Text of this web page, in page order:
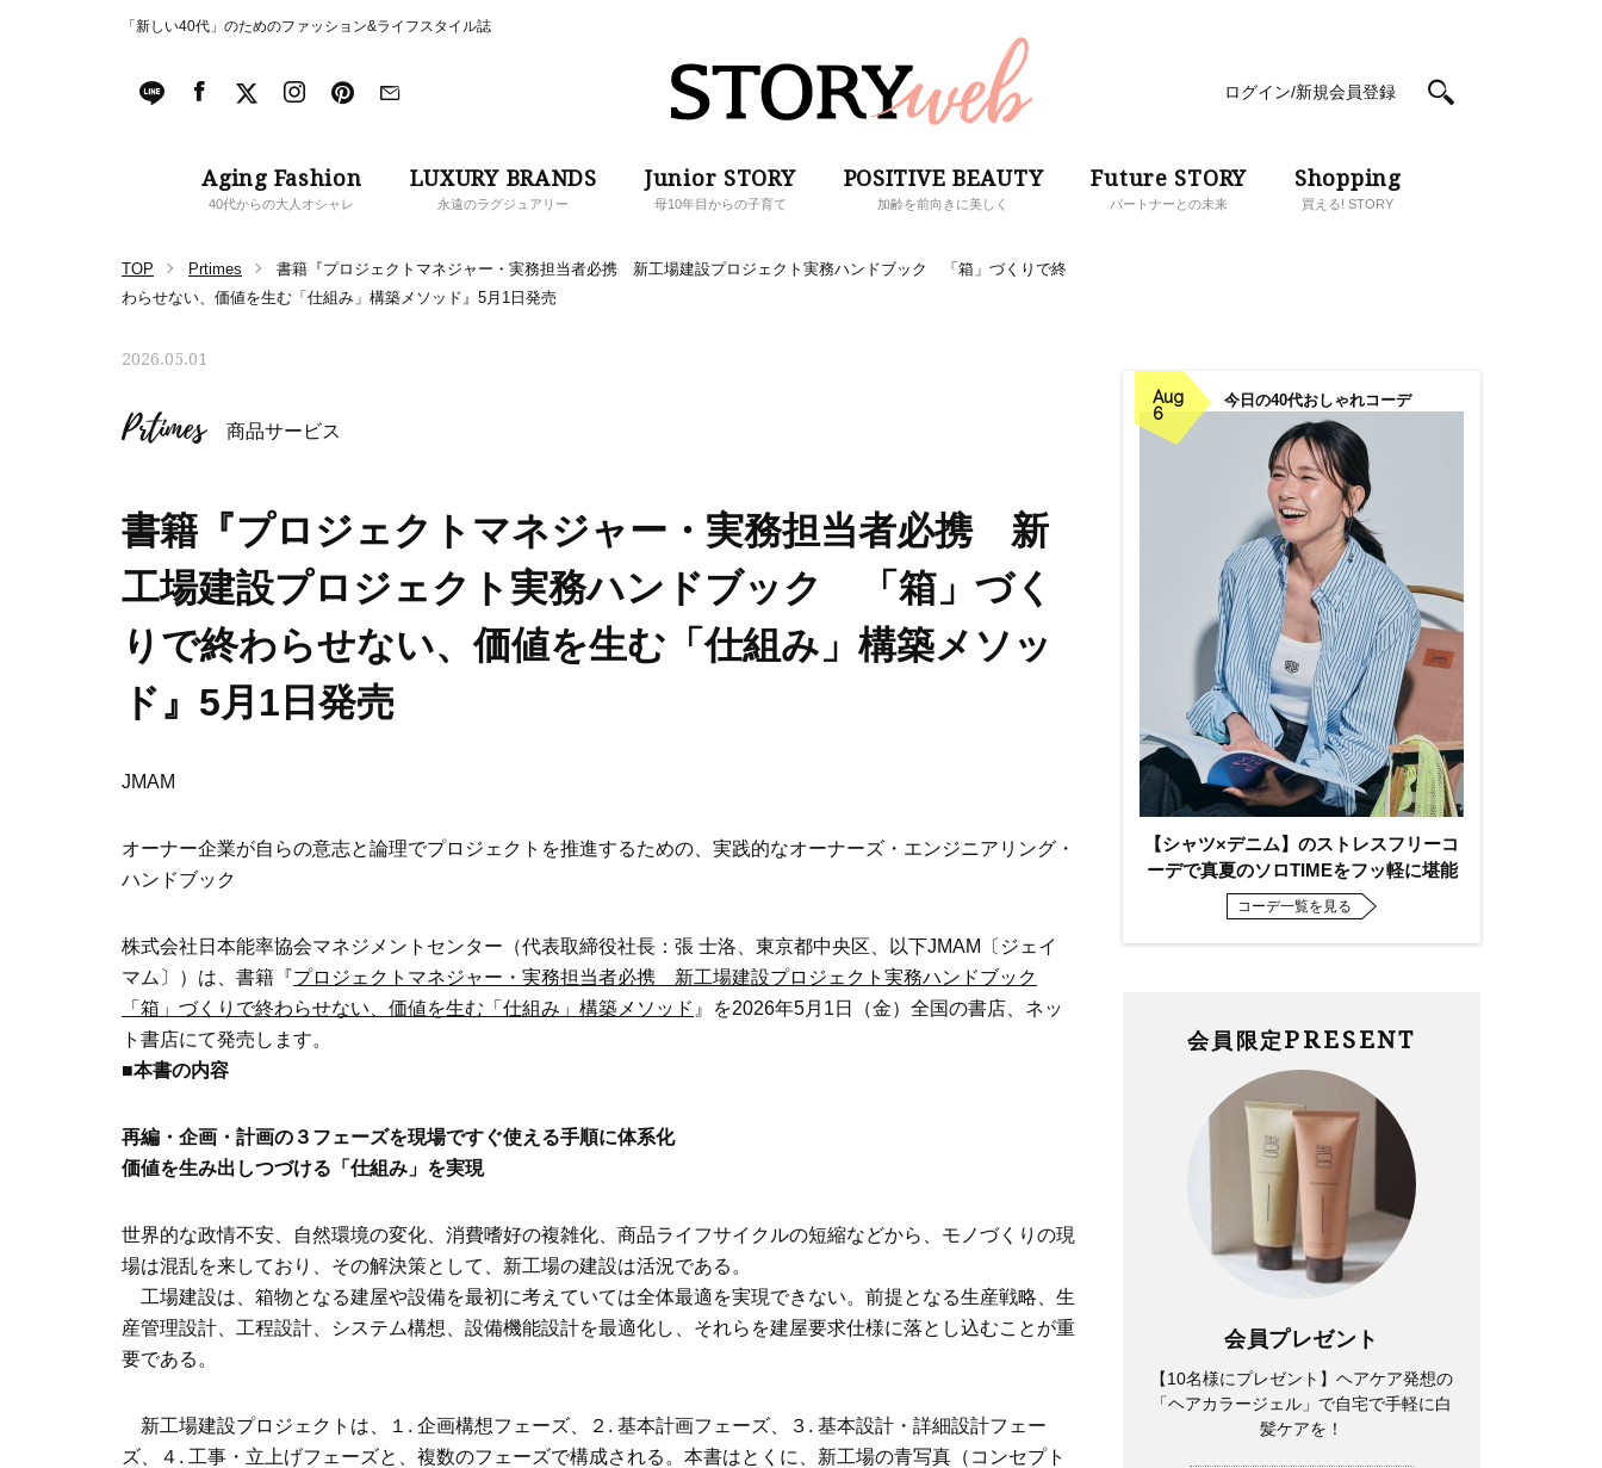
「新しい40代」のためのファッション&ライフスタイル誌
ログイン/新規会員登録
Aging Fashion
40代からの大人オシャレ
LUXURY BRANDS
永遠のラグジュアリー
Junior STORY
母10年目からの子育て
POSITIVE BEAUTY
加齢を前向きに美しく
Future STORY
パートナーとの未来
Shopping
買える! STORY
TOP Prtimes
書籍『プロジェクトマネジャー・実務担当者必携 新工場建設プロジェクト実務ハンドブック 「箱」づくりで終
わらせない、価値を生む「仕組み」構築メソッド』5月1日発売
2026.05.01
Prtimes 商品サービス
書籍『プロジェクトマネジャー・実務担当者必携 新
工場建設プロジェクト実務ハンドブック 「箱」づく
りで終わらせない、価値を生む「仕組み」構築メソッ
ド』5月1日発売
JMAM
オーナー企業が自らの意志と論理でプロジェクトを推進するための、実践的なオーナーズ・エンジニアリング・
ハンドブック
株式会社日本能率協会マネジメントセンター（代表取締役社長：張 士洛、東京都中央区、以下JMAM〔ジェイ
マム〕）は、書籍『プロジェクトマネジャー・実務担当者必携 新工場建設プロジェクト実務ハンドブック
「箱」づくりで終わらせない、価値を生む「仕組み」構築メソッド 』を2026年5月1日（金）全国の書店、ネッ
ト書店にて発売します。
■本書の内容
再編・企画・計画の３フェーズを現場ですぐ使える手順に体系化
価値を生み出しつづける「仕組み」を実現
世界的な政情不安、自然環境の変化、消費嗜好の複雑化、商品ライフサイクルの短縮などから、モノづくりの現
場は混乱を来しており、その解決策として、新工場の建設は活況である。
工場建設は、箱物となる建屋や設備を最初に考えていては全体最適を実現できない。前提となる生産戦略、生
産管理設計、工程設計、システム構想、設備機能設計を最適化し、それらを建屋要求仕様に落とし込むことが重
要である。
新工場建設プロジェクトは、１. 企画構想フェーズ、２. 基本計画フェーズ、３. 基本設計・詳細設計フェー
ズ、４. 工事・立上げフェーズと、複数のフェーズで構成される。本書はとくに、新工場の青写真（コンセプト
Aug
6
今日の40代おしゃれコーデ
【シャツ×デニム】のストレスフリーコ
ーデで真夏のソロTIMEをフッ軽に堪能
コーデ一覧を見る
会員限定 PRESENT
会員プレゼント
【10名様にプレゼント】ヘアケア発想の
「ヘアカラージェル」で自宅で手軽に白
髪ケアを！